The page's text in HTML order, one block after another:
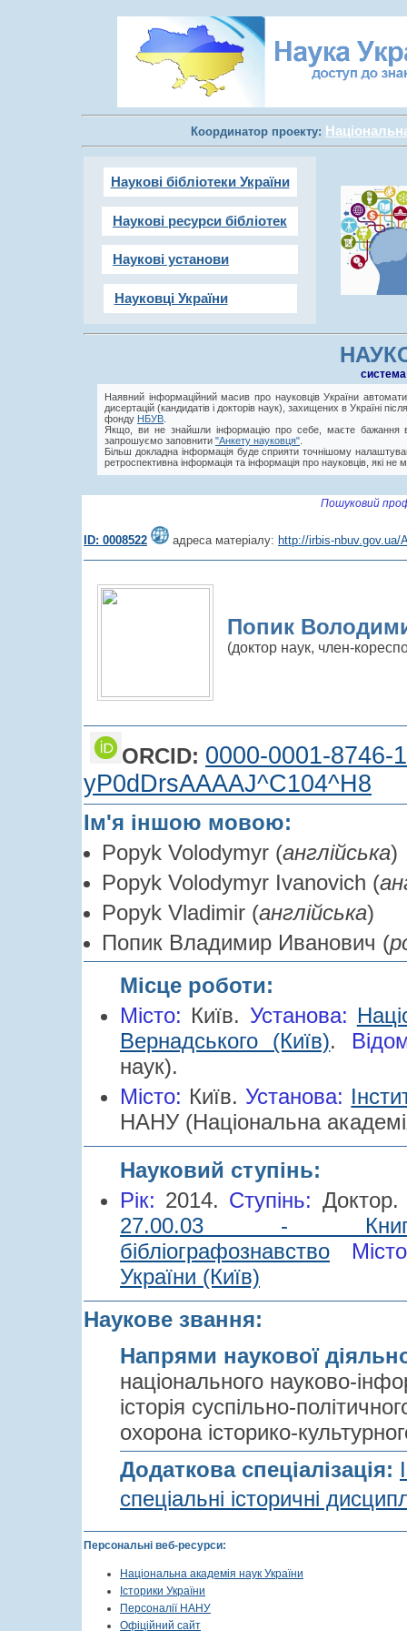
Координатор проекту:
Наукові бібліотеки України
Наукові ресурси бібліотек
Наукові установи
Науковці України
cистема
Наявний інформаційний масив про науковців України
дисертацій (кандидатів і докторів наук), захищених в Україні
фонду НБУВ
Якщо, ви не знайшли інформацію про себе, маєте бажання
запрошуємо заповнити "Анкету науковця"
Більш докладна інформація буде сприяти точнішому
ретроспективна інформація та інформація про науковців, які не
Пошуковий
ID: 0008522 адреса матеріалу: http://irbis-nbuv.gov.ua/
Попик
(доктор наук, член-
ORCID: 0000-0001-8746-
yP0dDrsAAAAJ^C104^H8
Ім'я іншою мовою:
Popyk Volodymyr (англійська)
Popyk Volodymyr Ivanovich (
Popyk Vladimir (англійська)
Попик Владимир Иванович (
Місце роботи:
Місто: Київ. Установа:
Вернадського (Київ).
наук).
Місто: Київ. Установа:
НАНУ (Національна
Науковий ступінь:
Рік: 2014. Cтупінь:
27.00.03 -
бібліографознавство
України (Київ)
Наукове звання:
Напрями наукової
національного науково-
історія суспільно-
охорона історико-
Додаткова спеціалізація:
спеціальні історичні
Персональні веб-ресурси:
Національна академія наук України
Історики України
Персоналії НАНУ
Офіційний сайт